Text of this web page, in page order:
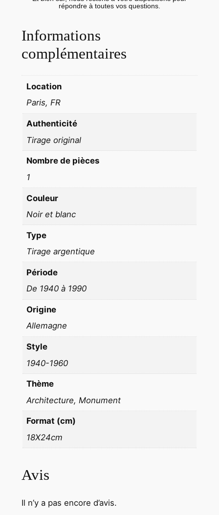
d
e
d
n
1
0
H
S
e
m
g
répondre à toutes vos questions.
Informations
complémentaires
Location
Paris, FR
Authenticité
Tirage original
Nombre de pièces
1
Couleur
Noir et blanc
Type
Tirage argentique
Période
De 1940 à 1990
Origine
Allemagne
Style
1940-1960
Thème
Architecture, Monument
Format (cm)
18X24cm
Avis
Il n’y a pas encore d’avis.